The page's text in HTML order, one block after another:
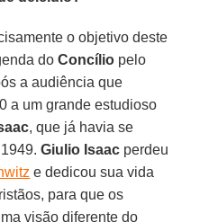
o objetivo deste
doConcílio pelo
a audiência que
a um grande estudioso
, que já havia se
1949.Giulio Isaac perdeu
e dedicou sua vida
para que os
visão diferente do